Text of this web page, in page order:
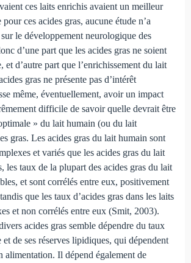
ces laits enrichis avaient un meilleur
ces acides gras, aucune étude n’a
le développement neurologique des
d’une part que les acides gras ne soient
et d’autre part que l’enrichissement du lait
gras ne présente pas d’intérêt
même, éventuellement, avoir un impact
difficile de savoir quelle devrait être
» du lait humain (ou du lait
gras. Les acides gras du lait humain sont
et variés que les acides gras du lait
les taux de la plupart des acides gras du lait
et sont corrélés entre eux, positivement
que les taux d’acides gras dans les laits
et non corrélés entre eux (Smit, 2003).
acides gras semble dépendre du taux
et de ses réserves lipidiques, qui dépendent
alimentation. Il dépend également de